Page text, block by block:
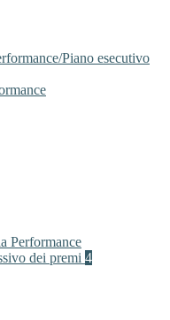
Piano esecutivo
Performance
dei premi 4